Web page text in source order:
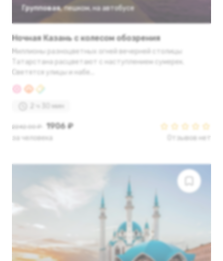
Групповая, пешком, на автобусе
Ночная Казань с колесом обозрения
Миллионы разноцветных огней вечерней столицы
Татарстана расцветают с наступлением сумерек.
Светятся улицы и набе...
2 ч 30 мин
2242.00 ₽ 1906 ₽
за человека Отзывов нет